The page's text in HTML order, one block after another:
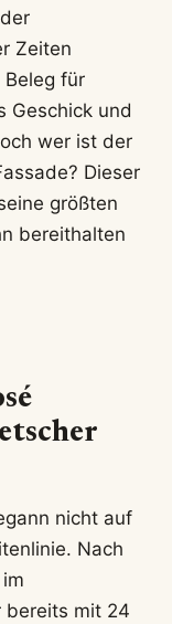
Zeiten
für
Geschick und
wer ist der
Dieser
größten
bereithalten
nicht auf
Nach
bereits mit 24